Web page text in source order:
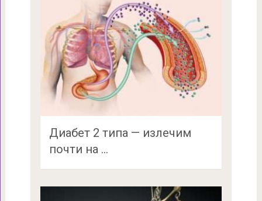
Диабет 2 типа — излечим
почти на …